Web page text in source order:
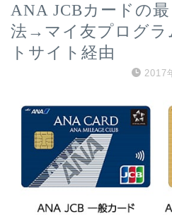
ANA JCBカードの
法→マイ友プログラ
トサイト経由
2017